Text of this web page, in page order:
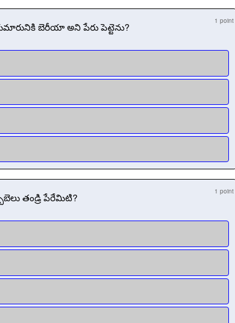
బెరీయా అని పేరు పెట్టెను? 1 point
తండ్రి పేరేమిటి? 1 point